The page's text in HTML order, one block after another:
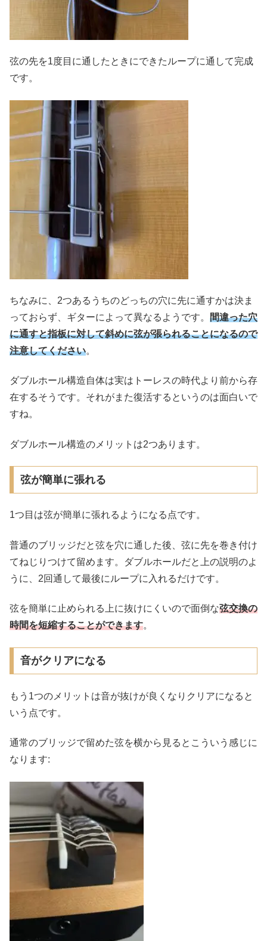
弦の先を1度目に通したときにできたループに通して完成
です。
ちなみに、2つあるうちのどっちの穴に先に通すかは決ま
っておらず、ギターによって異なるようです。 間違った穴
に通すと指板に対して斜めに弦が張られることになるので
注意してください。
ダブルホール構造自体は実はトーレスの時代より前から存
在するそうです。それがまた復活するというのは面白いで
すね。
ダブルホール構造のメリットは2つあります。
弦が簡単に張れる
1つ目は弦が簡単に張れるようになる点です。
普通のブリッジだと弦を穴に通した後、弦に先を巻き付け
てねじりつけて留めます。ダブルホールだと上の説明のよ
うに、2回通して最後にループに入れるだけです。
弦を簡単に止められる上に抜けにくいので面倒な弦交換の
時間を短縮することができます。
音がクリアになる
もう1つのメリットは音が抜けが良くなりクリアになると
いう点です。
通常のブリッジで留めた弦を横から見るとこういう感じに
なります: